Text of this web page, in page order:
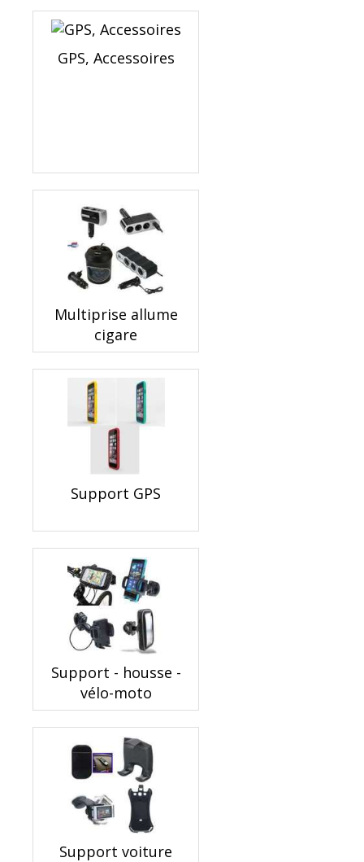
GPS, Accessoires
Multiprise allume
cigare
Support GPS
Support - housse -
vélo-moto
Support voiture